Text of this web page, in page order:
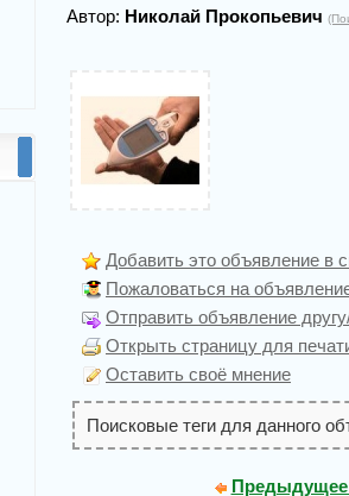
Автор: Николай Прокопьевич
Добавить это объявление в
Пожаловаться на
Отправить объявление
Открыть страницу для
Оставить своё мнение
Поисковые теги для данного